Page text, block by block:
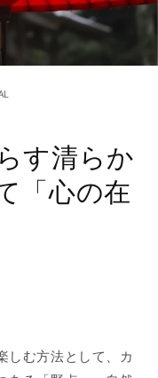
す清らか
「心の在
しむ方法として、カ